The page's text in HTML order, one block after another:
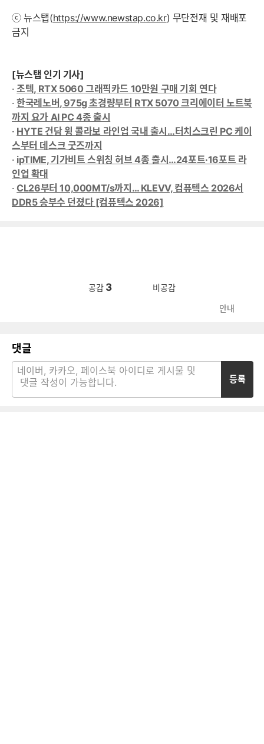
ⓒ 뉴스탭(https://www.newstap.co.kr) 무단전재 및 재배포
금지
[뉴스탭 인기 기사]
·조텍, RTX 5060 그래픽카드 10만원 구매 기회 연다
·한국레노버, 975g 초경량부터 RTX 5070 크리에이터 노트북
까지 요가 AI PC 4종 출시
· HYTE 건담 윙 콜라보 라인업 국내 출시…터치스크린 PC 케이
스부터 데스크 굿즈까지
· ipTIME, 기가비트 스위칭 허브 4종 출시…24포트·16포트 라
인업 확대
· CL26부터 10,000MT/s까지… KLEVV, 컴퓨텍스 2026서
DDR5 승부수 던졌다 [컴퓨텍스 2026]
공감 3 비공감
안내
댓글
등록